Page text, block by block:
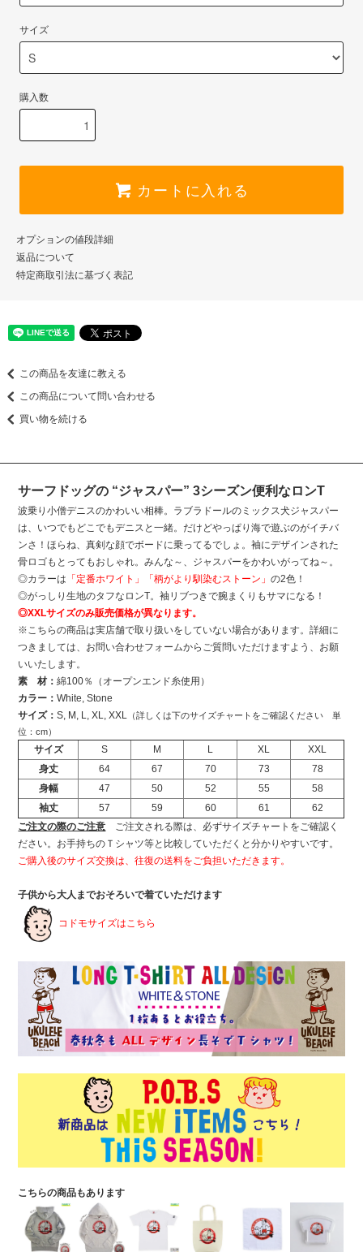
サイズ
購入数
カートに入れる
オプションの値段詳細
返品について
特定商取引法に基づく表記
この商品を友達に教える
この商品について問い合わせる
買い物を続ける
サーフドッグの “ジャスパー” 3シーズン便利なロンT
波乗り小僧デニスのかわいい相棒。ラブラドールのミックス犬ジャスパー
は、いつでもどこでもデニスと一緒。だけどやっぱり海で遊ぶのがイチバ
ンさ！ほらね、真剣な顔でボードに乗ってるでしょ。袖にデザインされた
骨ロゴもとってもおしゃれ。みんな～、ジャスパーをかわいがってね～。
◎カラーは 「定番ホワイト」「柄がより馴染むストーン」の2色！
◎がっしり生地のタフなロンT。袖リブつきで腕まくりもサマになる！
◎XXLサイズのみ販売価格が異なります。
※こちらの商品は実店舗で取り扱いをしていない場合があります。詳細に
つきましては、お問い合わせフォームからご質問いただけますよう、お願
いいたします。
素 材：綿100％（オープンエンド糸使用）
カラー：White, Stone
サイズ：S, M, L, XL, XXL
（詳しくは下のサイズチャートをご確認ください 単
位：cm）
サイズ S M L XL
XXL
身丈
64 67 70 73
78
身幅
47 50 52 55
58
袖丈
57 59 60 61
62
ご注文の際のご注意 ご注文される際は、必ずサイズチャートをご確認く
ださい。お手持ちのＴシャツ等と比較していただくと分かりやすいです。
ご購入後のサイズ交換は、往復の送料をご負担いただきます。
子供から大人までおそろいで着ていただけます
コドモサイズはこちら
こちらの商品もあります